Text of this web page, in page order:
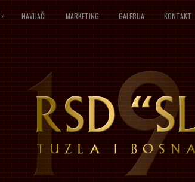
» NAVIJAČI MARKETING GALERIJA KONTAKT